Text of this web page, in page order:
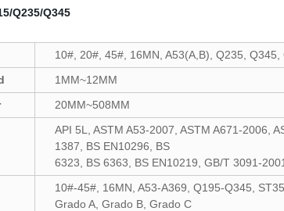
Q235/Q345
10#, 20#, 45#, 16MN, A53(A,B), Q235,
1MM~12MM
20MM~508MM
API 5L, ASTM A53-2007, ASTM A671-2006,
1387, BS EN10296, BS
6323, BS 6363, BS EN10219, GB/T 3091-
10#-45#, 16MN, A53-A369, Q195-Q345,
Grado A, Grado B, Grado C